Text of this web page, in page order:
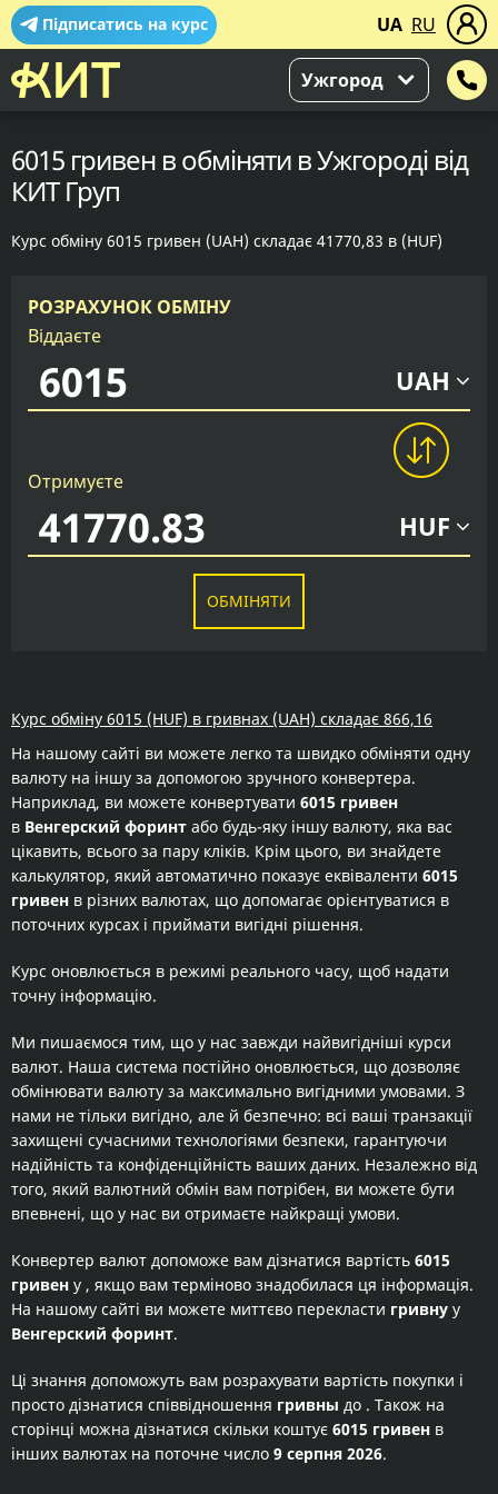
Підписатись на курс UA RU
Ужгород
6015 гривен в обміняти в Ужгороді від
КИТ Груп
Курс обміну 6015 гривен (UAH) складає 41770,83 в (HUF)
РОЗРАХУНОК ОБМІНУ
Віддаєте
UAH
Отримуєте
HUF
ОБМІНЯТИ
Курс обміну 6015 (HUF) в гривнах (UAH) складає 866,16
На нашому сайті ви можете легко та швидко обміняти одну
валюту на іншу за допомогою зручного конвертера.
Наприклад, ви можете конвертувати 6015 гривен
в Венгерский форинт або будь-яку іншу валюту, яка вас
цікавить, всього за пару кліків. Крім цього, ви знайдете
калькулятор, який автоматично показує еквіваленти 6015
гривен в різних валютах, що допомагає орієнтуватися в
поточних курсах і приймати вигідні рішення.
Курс оновлюється в режимі реального часу, щоб надати
точну інформацію.
Ми пишаємося тим, що у нас завжди найвигідніші курси
валют. Наша система постійно оновлюється, що дозволяє
обмінювати валюту за максимально вигідними умовами. З
нами не тільки вигідно, але й безпечно: всі ваші транзакції
захищені сучасними технологіями безпеки, гарантуючи
надійність та конфіденційність ваших даних. Незалежно від
того, який валютний обмін вам потрібен, ви можете бути
впевнені, що у нас ви отримаєте найкращі умови.
Конвертер валют допоможе вам дізнатися вартість 6015
гривен у , якщо вам терміново знадобилася ця інформація.
На нашому сайті ви можете миттєво перекласти гривну у
Венгерский форинт.
Ці знання допоможуть вам розрахувати вартість покупки і
просто дізнатися співвідношення гривны до . Також на
сторінці можна дізнатися скільки коштує 6015 гривен в
інших валютах на поточне число 9 серпня 2026.